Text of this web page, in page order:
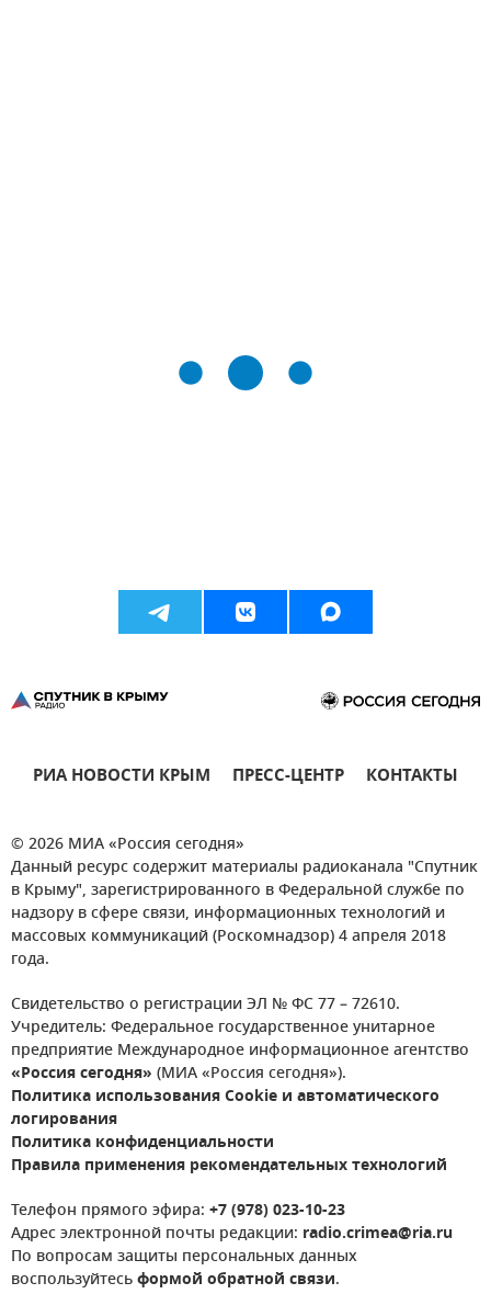
РИА НОВОСТИ КРЫМ ПРЕСС-ЦЕНТР КОНТАКТЫ
© 2026 МИА «Россия сегодня»
Данный ресурс содержит материалы радиоканала "Спутник
в Крыму", зарегистрированного в Федеральной службе по
надзору в сфере связи, информационных технологий и
массовых коммуникаций (Роскомнадзор) 4 апреля 2018
года.
Свидетельство о регистрации ЭЛ № ФС 77 – 72610.
Учредитель: Федеральное государственное унитарное
предприятие Международное информационное агентство
«Россия сегодня» (МИА «Россия сегодня»).
Политика использования Cookie и автоматического
логирования
Политика конфиденциальности
Правила применения рекомендательных технологий
Телефон прямого эфира: +7 (978) 023-10-23
Адрес электронной почты редакции: radio.crimea@ria.ru
По вопросам защиты персональных данных
воспользуйтесьформой обратной связи.